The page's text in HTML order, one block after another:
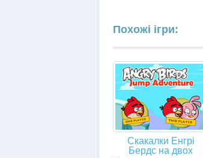
Похожі ігри:
Скакалки Енгрі
Бердс на двох